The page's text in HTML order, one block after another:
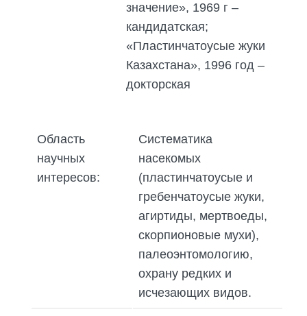
значение», 1969 г –
кандидатская;
«Пластинчатоусые жуки
Казахстана», 1996 год –
докторская
Область
научных
интересов:
Систематика
насекомых
(пластинчатоусые и
гребенчатоусые жуки,
агиртиды, мертвоеды,
скорпионовые мухи),
палеоэнтомологию,
охрану редких и
исчезающих видов.